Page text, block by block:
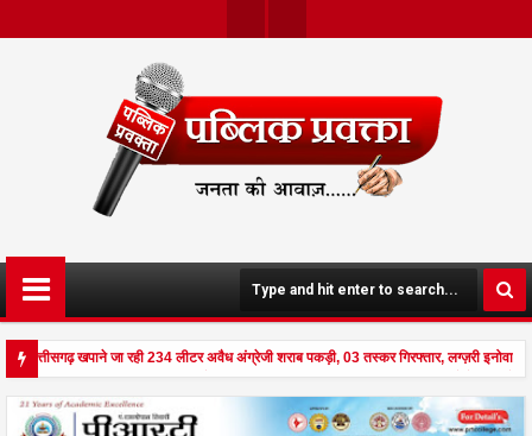
Ter
Boo
K
छत्तीसगढ़ खपाने जा रही 234 लीटर अवैध अंग्रेजी शराब पकड़ी, 03 तस्कर गिरफ्तार, लग्ज़री इनोवा
से दहला अनूपपुर - घर पर किसान व नौकरानी का मिला रक्तरंजित शव, पत्नी गंभीर घायल में मेडिकल